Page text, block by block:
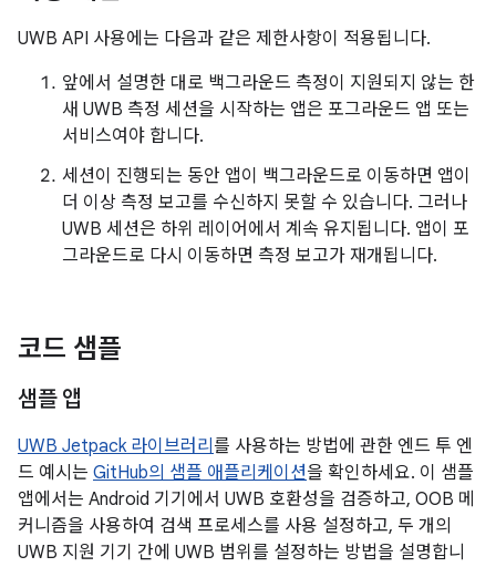
UWB API 사용에는 다음과 같은 제한사항이 적용됩니다.
앞에서 설명한 대로 백그라운드 측정이 지원되지 않는 한
새 UWB 측정 세션을 시작하는 앱은 포그라운드 앱 또는
서비스여야 합니다.
세션이 진행되는 동안 앱이 백그라운드로 이동하면 앱이
더 이상 측정 보고를 수신하지 못할 수 있습니다. 그러나
UWB 세션은 하위 레이어에서 계속 유지됩니다. 앱이 포
그라운드로 다시 이동하면 측정 보고가 재개됩니다.
코드 샘플
샘플 앱
UWB Jetpack 라이브러리 를 사용하는 방법에 관한 엔드 투 엔
드 예시는 GitHub의 샘플 애플리케이션을 확인하세요. 이 샘플
앱에서는 Android 기기에서 UWB 호환성을 검증하고, OOB 메
커니즘을 사용하여 검색 프로세스를 사용 설정하고, 두 개의
UWB 지원 기기 간에 UWB 범위를 설정하는 방법을 설명합니